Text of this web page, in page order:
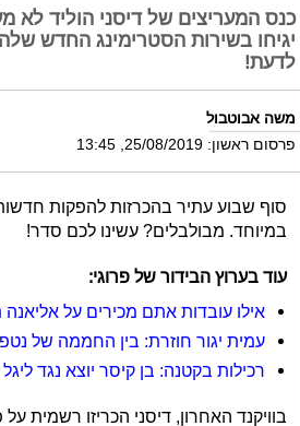
כנס המעריצים של דיסני הוליד
יגיחו בשירות הסטרימינג החדש
לדעת!
משה אבוטבול
פרסום ראשון: 25/08/2019, 13:45
סוף שבוע עתיר בהכרזות להפקות
במיוחד. מבולבלים? עשינו לכם סדר!
עוד בערוץ הבידור של פרוגי:
אילו עובדות אתם מכירים על
עמית יגור חוזרת: בין החממה של
רכילות בקטנה: בן קיסר יוצא נגד ליגל